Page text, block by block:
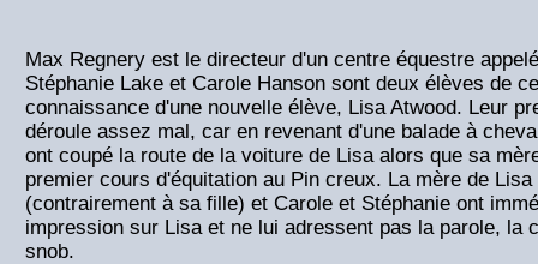
Max Regnery est le directeur d'un centre équestre
Stéphanie Lake et Carole Hanson sont deux élèves de
connaissance d'une nouvelle élève, Lisa Atwood. Leur
déroule assez mal, car en revenant d'une balade à
ont coupé la route de la voiture de Lisa alors que sa
premier cours d'équitation au Pin creux. La mère de
(contrairement à sa fille) et Carole et Stéphanie ont
impression sur Lisa et ne lui adressent pas la parole, la
snob.